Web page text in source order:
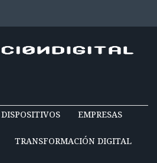
DISPOSITIVOS EMPRESAS
TRANSFORMACIÓN DIGITAL